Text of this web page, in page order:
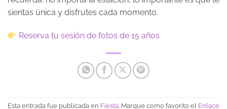
sientas única y disfrutes cada momento.
Reserva tu sesión de fotos de 15 años
Esta entrada fue publicada en Fiesta. Marque como favorito el Enlace